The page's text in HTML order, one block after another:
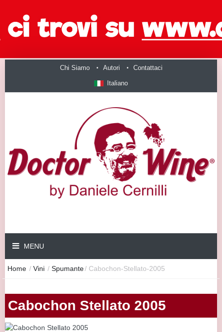
Chi Siamo Autori Contattaci
Italiano
MENU
Home / Vini / Spumante/ Cabochon-Stellato-2005
Cabochon Stellato 2005